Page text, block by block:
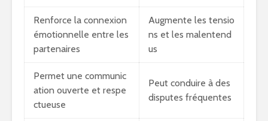
Renforce la connexion
émotionnelle entre les
partenaires
Augmente les tensio
ns et les malentend
us
Permet une communic
ation ouverte et respe
ctueuse
Peut conduire à des
disputes fréquentes